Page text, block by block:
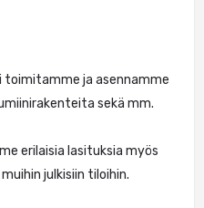
toimitamme ja asennamme
sekä mm.
erilaisia lasituksia myös
julkisiin tiloihin.